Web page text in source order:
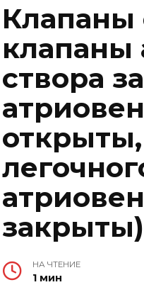
Клапаны
клапаны
створа
НА ЧТЕНИЕ
1 мин